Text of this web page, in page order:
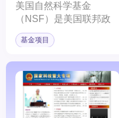
识，并运用这些知识来延
长人类寿命以及预防、诊
断和治疗各种疾病和残
障。
美国自然科学基金
（NSF）是美国联邦政
府的一个独立机构，成立
于1950年。NSF的主要
和教育项目，以促进科学
和技术的发展。
基金项目